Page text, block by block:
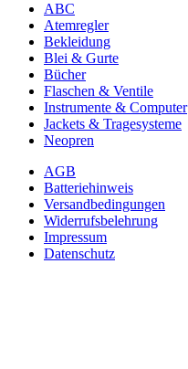
ABC
Atemregler
Bekleidung
Blei & Gurte
Bücher
Flaschen & Ventile
Instrumente & Computer
Jackets & Tragesysteme
Neopren
AGB
Batteriehinweis
Versandbedingungen
Widerrufsbelehrung
Impressum
Datenschutz